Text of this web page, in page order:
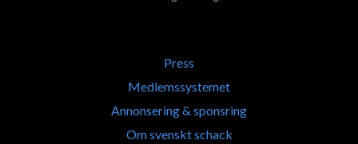
Press
Medlemssystemet
Annonsering & sponsring
Om svenskt schack